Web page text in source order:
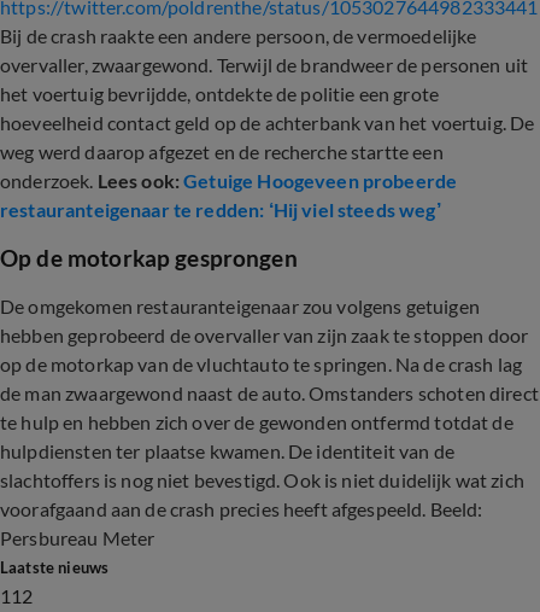
https://twitter.com/poldrenthe/status/1053027644982333441
Bij de crash raakte een andere persoon, de vermoedelijke
overvaller, zwaargewond. Terwijl de brandweer de personen uit
het voertuig bevrijdde, ontdekte de politie een grote
hoeveelheid contact geld op de achterbank van het voertuig. De
weg werd daarop afgezet en de recherche startte een
onderzoek. Lees ook:Getuige Hoogeveen probeerde
restauranteigenaar te redden: ‘Hij viel steeds weg’
Op de motorkap gesprongen
De omgekomen restauranteigenaar zou volgens getuigen
hebben geprobeerd de overvaller van zijn zaak te stoppen door
op de motorkap van de vluchtauto te springen. Na de crash lag
de man zwaargewond naast de auto. Omstanders schoten direct
te hulp en hebben zich over de gewonden ontfermd totdat de
hulpdiensten ter plaatse kwamen. De identiteit van de
slachtoffers is nog niet bevestigd. Ook is niet duidelijk wat zich
voorafgaand aan de crash precies heeft afgespeeld. Beeld:
Persbureau Meter
Laatste nieuws
112